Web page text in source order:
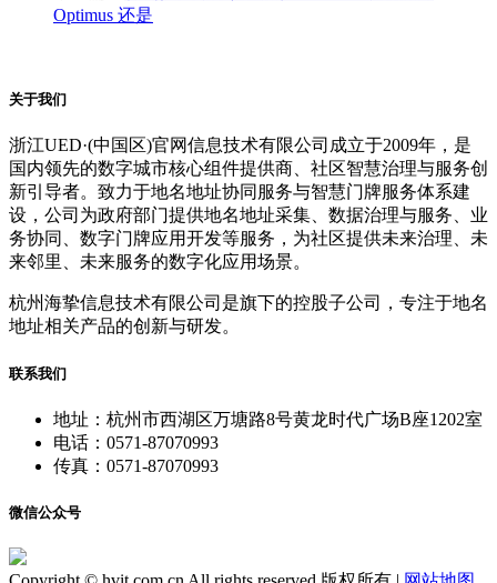
Optimus 还是
关于我们
浙江UED·(中国区)官网信息技术有限公司成立于2009年，是
国内领先的数字城市核心组件提供商、社区智慧治理与服务创
新引导者。致力于地名地址协同服务与智慧门牌服务体系建
设，公司为政府部门提供地名地址采集、数据治理与服务、业
务协同、数字门牌应用开发等服务，为社区提供未来治理、未
来邻里、未来服务的数字化应用场景。
杭州海挚信息技术有限公司是旗下的控股子公司，专注于地名
地址相关产品的创新与研发。
联系我们
地址：杭州市西湖区万塘路8号黄龙时代广场B座1202室
电话：0571-87070993
传真：0571-87070993
微信公众号